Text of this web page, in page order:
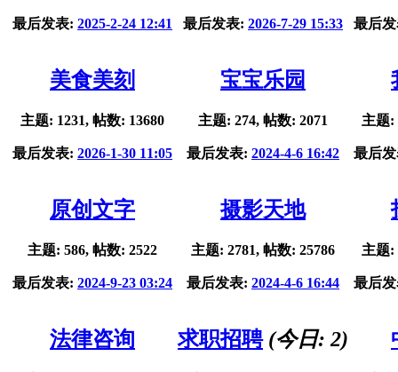
最后发表: 2025-2-24 12:41 最后发表: 2026-7-29 15:33 最后
美食美刻
主题: 1231, 帖数: 13680
最后发表: 2026-1-30 11:05
宝宝乐园
主题: 274, 帖数: 2071
最后发表: 2024-4-6 16:42
主题:
最后
原创文字
主题: 586, 帖数: 2522
最后发表: 2024-9-23 03:24
摄影天地
主题: 2781, 帖数: 25786
最后发表: 2024-4-6 16:44
主题:
最后
法律咨询 求职招聘(今日: 2)